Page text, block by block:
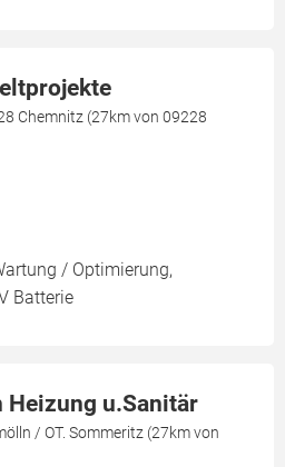
Chemnitz (27km von 09228
/ Optimierung,
Batterie
u.Sanitär
/ OT. Sommeritz (27km von